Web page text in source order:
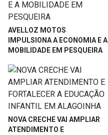
AVELLOZ MOTOS
IMPULSIONA A ECONOMIA E A
MOBILIDADE EM PESQUEIRA
NOVA CRECHE VAI AMPLIAR
ATENDIMENTO E